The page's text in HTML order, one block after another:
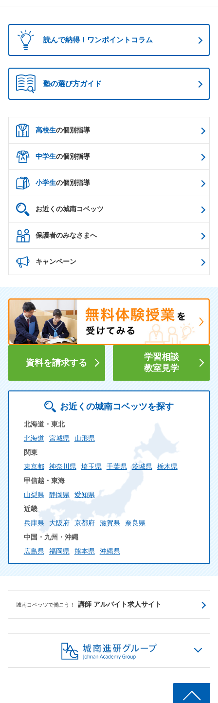
読んで納得！ワンポイントコラム
塾の選び方ガイド
高校生の個別指導
中学生の個別指導
小学生の個別指導
お近くの城南コベッツ
保護者のみなさまへ
キャンペーン
資料を請求する
学習相談
教室見学
お近くの城南コベッツを探す
北海道・東北
北海道
宮城県
山形県
関東
東京都
神奈川県 埼玉県 千葉県 茨城県
栃木県
甲信越・東海
山梨県
静岡県
愛知県
近畿
兵庫県
大阪府 京都府 滋賀県
奈良県
中国・九州・沖縄
広島県
福岡県 熊本県 沖縄県
城南コベッツで働こう！ 講師 アルバイト求人サイト